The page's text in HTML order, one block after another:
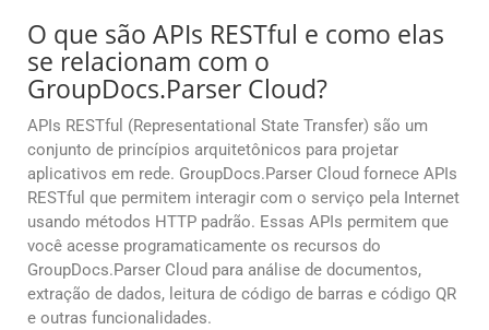
O que são APIs RESTful e como elas
se relacionam com o
GroupDocs.Parser Cloud?
APIs RESTful (Representational State Transfer) são um
conjunto de princípios arquitetônicos para projetar
aplicativos em rede. GroupDocs.Parser Cloud fornece APIs
RESTful que permitem interagir com o serviço pela Internet
usando métodos HTTP padrão. Essas APIs permitem que
você acesse programaticamente os recursos do
GroupDocs.Parser Cloud para análise de documentos,
extração de dados, leitura de código de barras e código QR
e outras funcionalidades.